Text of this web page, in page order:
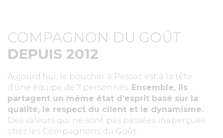
COMPAGNON DU GOÛT
DEPUIS 2012
Aujourd’hui, le boucher à Pessac est à la tête
d’une équipe de 7 personnes. Ensemble, ils
partagent un même état d’esprit basé sur la
qualité, le respect du client et le dynamisme.
Des valeurs qui ne sont pas passées inaperçues
chez les Compagnons du Goût.